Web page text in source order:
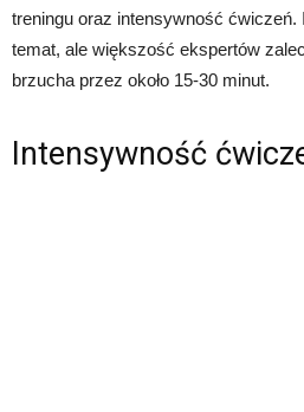
treningu oraz intensywność ćwiczeń.
temat, ale większość ekspertów
brzucha przez około 15-30 minut.
Intensywność